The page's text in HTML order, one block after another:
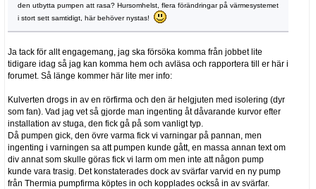
den utbytta pumpen att rasa? Hursomhelst, flera förändringar på värmesystemet
i stort sett samtidigt, här behöver nystas!
Ja tack för allt engagemang, jag ska försöka komma från jobbet lite
tidigare idag så jag kan komma hem och avläsa och rapportera till er här i
forumet. Så länge kommer här lite mer info:
Kulverten drogs in av en rörfirma och den är helgjuten med isolering (dyr
som fan). Vad jag vet så gjorde man ingenting åt dåvarande kurvor efter
installation av stuga, den fick gå på som vanligt typ.
Då pumpen gick, den övre varma fick vi varningar på pannan, men
ingenting i varningen sa att pumpen kunde gått, en massa annan text om
div annat som skulle göras fick vi larm om men inte att någon pump
kunde vara trasig. Det konstaterades dock av svärfar varvid en ny pump
från Thermia pumpfirma köptes in och kopplades också in av svärfar.